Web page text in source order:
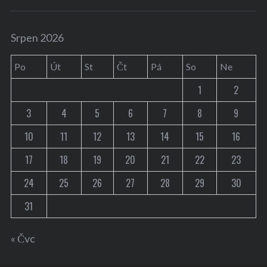
Srpen 2026
Po Út St Čt Pá So Ne
1
2
3
4 5 6 7 8
9
10
11 12 13 14 15
16
17
18 19 20 21 22
23
24
25 26 27 28 29
30
31
« Čvc